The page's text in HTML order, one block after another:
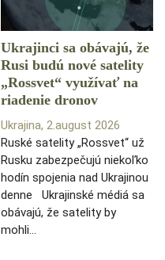
Ukrajinci sa obávajú, že
Rusi budú nové satelity
„Rossvet“ využívať na
riadenie dronov
Ukrajina, 2.august 2026
Ruské satelity „Rossvet“ už
Rusku zabezpečujú niekoľko
hodín spojenia nad Ukrajinou
denne Ukrajinské médiá sa
obávajú, že satelity by
mohli…